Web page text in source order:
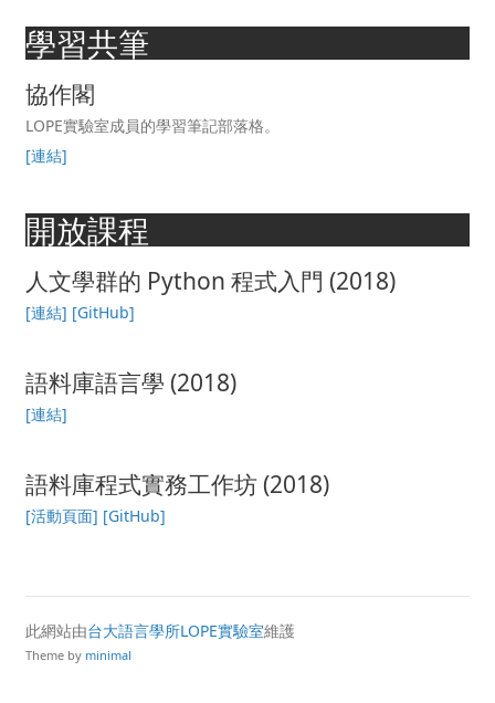
學習共筆
協作閣
LOPE實驗室成員的學習筆記部落格。
[連結]
開放課程
人文學群的 Python 程式入門 (2018)
[連結] [GitHub]
語料庫語言學 (2018)
[連結]
語料庫程式實務工作坊 (2018)
[活動頁面] [GitHub]
此網站由台大語言學所LOPE實驗室維護
Theme by minimal